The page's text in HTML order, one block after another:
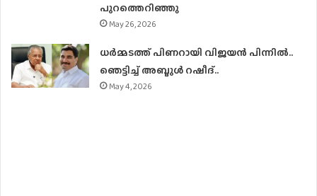
പുറത്തെറിഞ്ഞു
May 26, 2026
ധര്‍മ്മടത്ത് പിണറായി വിജയന്‍ പിന്നില്‍..
ഞെട്ടിച്ച് അബ്ദുൾ റഷീദ്..
May 4, 2026